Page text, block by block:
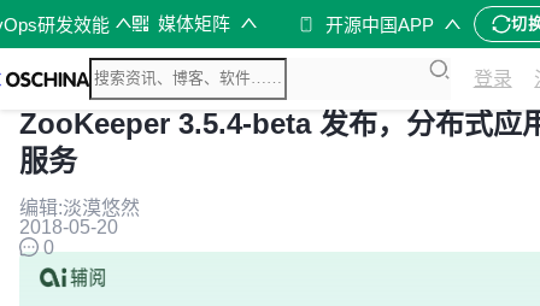
研发效能 媒体矩阵 开源中国APP 切
登录
ZooKeeper 3.5.4-beta 发布，分布式应
服务
编辑:淡漠悠然
2018-05-20
0